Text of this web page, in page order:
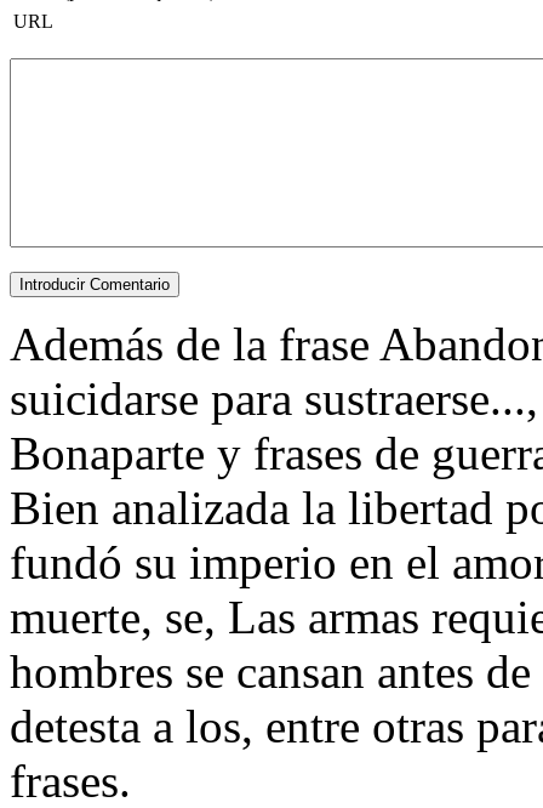
URL
Además de la frase
suicidarse para
Bonaparte y frases de
Bien analizada la libertad
fundó su imperio en el
muerte, se, Las armas
hombres se cansan antes
detesta a los, entre otras
frases.